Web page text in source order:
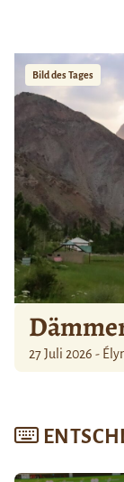
Bild des Tages
27 Juli 2026 -